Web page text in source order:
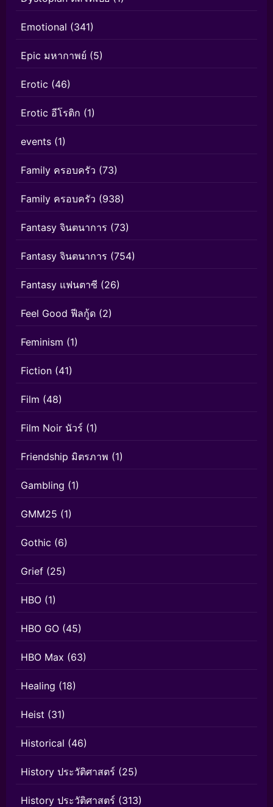
Emotional (341)
Epic มหากาพย์ (5)
Erotic (46)
Erotic อีโรติก (1)
events (1)
Family ครอบครัว (73)
Family ครอบครัว (938)
Fantasy จินตนาการ (73)
Fantasy จินตนาการ (754)
Fantasy แฟนตาซี (26)
Feel Good ฟีลกู้ด (2)
Feminism (1)
Fiction (41)
Film (48)
Film Noir นัวร์ (1)
Friendship มิตรภาพ (1)
Gambling (1)
GMM25 (1)
Gothic (6)
Grief (25)
HBO (1)
HBO GO (45)
HBO Max (63)
Healing (18)
Heist (31)
Historical (46)
History ประวัติศาสตร์ (25)
History ประวัติศาสตร์ (313)